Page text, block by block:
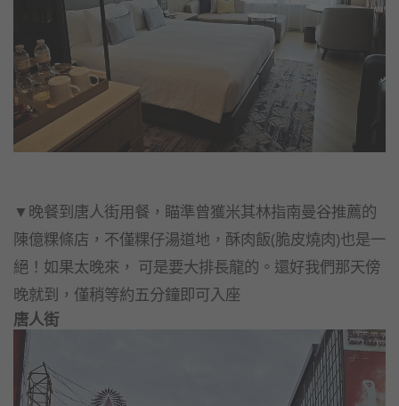
▼晚餐到唐人街用餐，瞄準曾獲米其林指南曼谷推薦的
陳億粿條店，不僅粿仔湯道地，酥肉飯(脆皮燒肉)也是一
絕！如果太晚來， 可是要大排長龍的。還好我們那天傍
晚就到，僅稍等約五分鐘即可入座
唐人街